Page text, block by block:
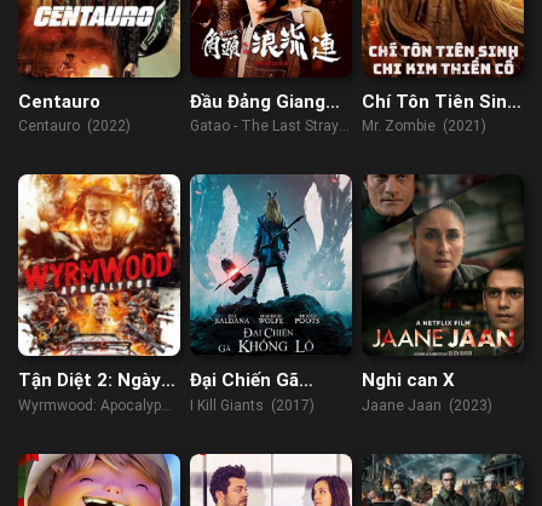
Centauro
Centauro (2022)
Đầu Đảng Giang
Hồ Ngoại Truyện:
Gatao - The Last Stray
Chí Tôn Tiên Sinh
Chi Kim Thiền Cổ
Mr. Zombie (2021)
Tận Diệt 2: Ngày
Tận Thế
Wyrmwood: Apocalypse
Đại Chiến Gã
Khổng Lồ
I Kill Giants (2017)
Nghi can X
Jaane Jaan (2023)